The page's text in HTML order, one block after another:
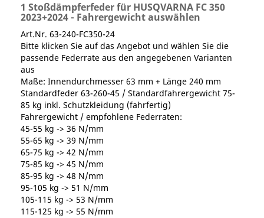
1 Stoßdämpferfeder für HUSQVARNA FC 350
2023+2024 - Fahrergewicht auswählen
Art.Nr. 63-240-FC350-24
Bitte klicken Sie auf das Angebot und wählen Sie die
passende Federrate aus den angegebenen Varianten
aus
Maße: Innendurchmesser 63 mm + Länge 240 mm
Standardfeder 63-260-45 / Standardfahrergewicht 75-
85 kg inkl. Schutzkleidung (fahrfertig)
Fahrergewicht / empfohlene Federraten:
45-55 kg -> 36 N/mm
55-65 kg -> 39 N/mm
65-75 kg -> 42 N/mm
75-85 kg -> 45 N/mm
85-95 kg -> 48 N/mm
95-105 kg -> 51 N/mm
105-115 kg -> 53 N/mm
115-125 kg -> 55 N/mm